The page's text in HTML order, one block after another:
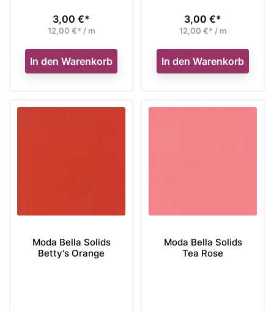
Preis
3,00 €*
12,00 €* / m
In den Warenkorb
Preis
3,00 €*
12,00 €* / m
In den Warenkorb
Moda Bella Solids
Betty's Orange
Moda Bella Solids
Tea Rose